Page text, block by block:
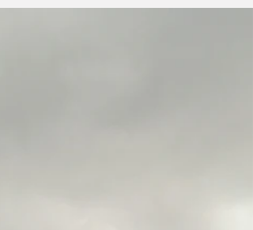
Pierre Boudry, epdc (BET TCE) et...